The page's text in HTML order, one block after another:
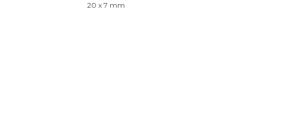
20 x 7 mm